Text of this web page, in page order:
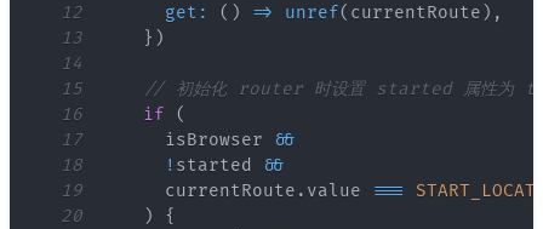
12
get : ( ) => unref( currentRoute ) ,
13
} )
14
15
// 初始化 router 时设置 started 属性为
16
if
(
17
      isBrowser
&&
18
! started
&&
19
      currentRoute
. value ===
20
)
{